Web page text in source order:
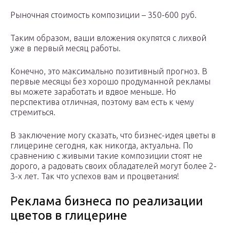
Рыночная стоимость композиции – 350-600 руб.
Таким образом, ваши вложения окупятся с лихвой
уже в первый месяц работы.
Конечно, это максимально позитивный прогноз. В
первые месяцы без хорошо продуманной рекламы
вы можете заработать и вдвое меньше. Но
перспектива отличная, поэтому вам есть к чему
стремиться.
В заключение могу сказать, что бизнес-идея цветы в
глицерине сегодня, как никогда, актуальна. По
сравнению с живыми такие композиции стоят не
дорого, а радовать своих обладателей могут более 2-
3-х лет. Так что успехов вам и процветания!
Реклама бизнеса по реализации
цветов в глицерине